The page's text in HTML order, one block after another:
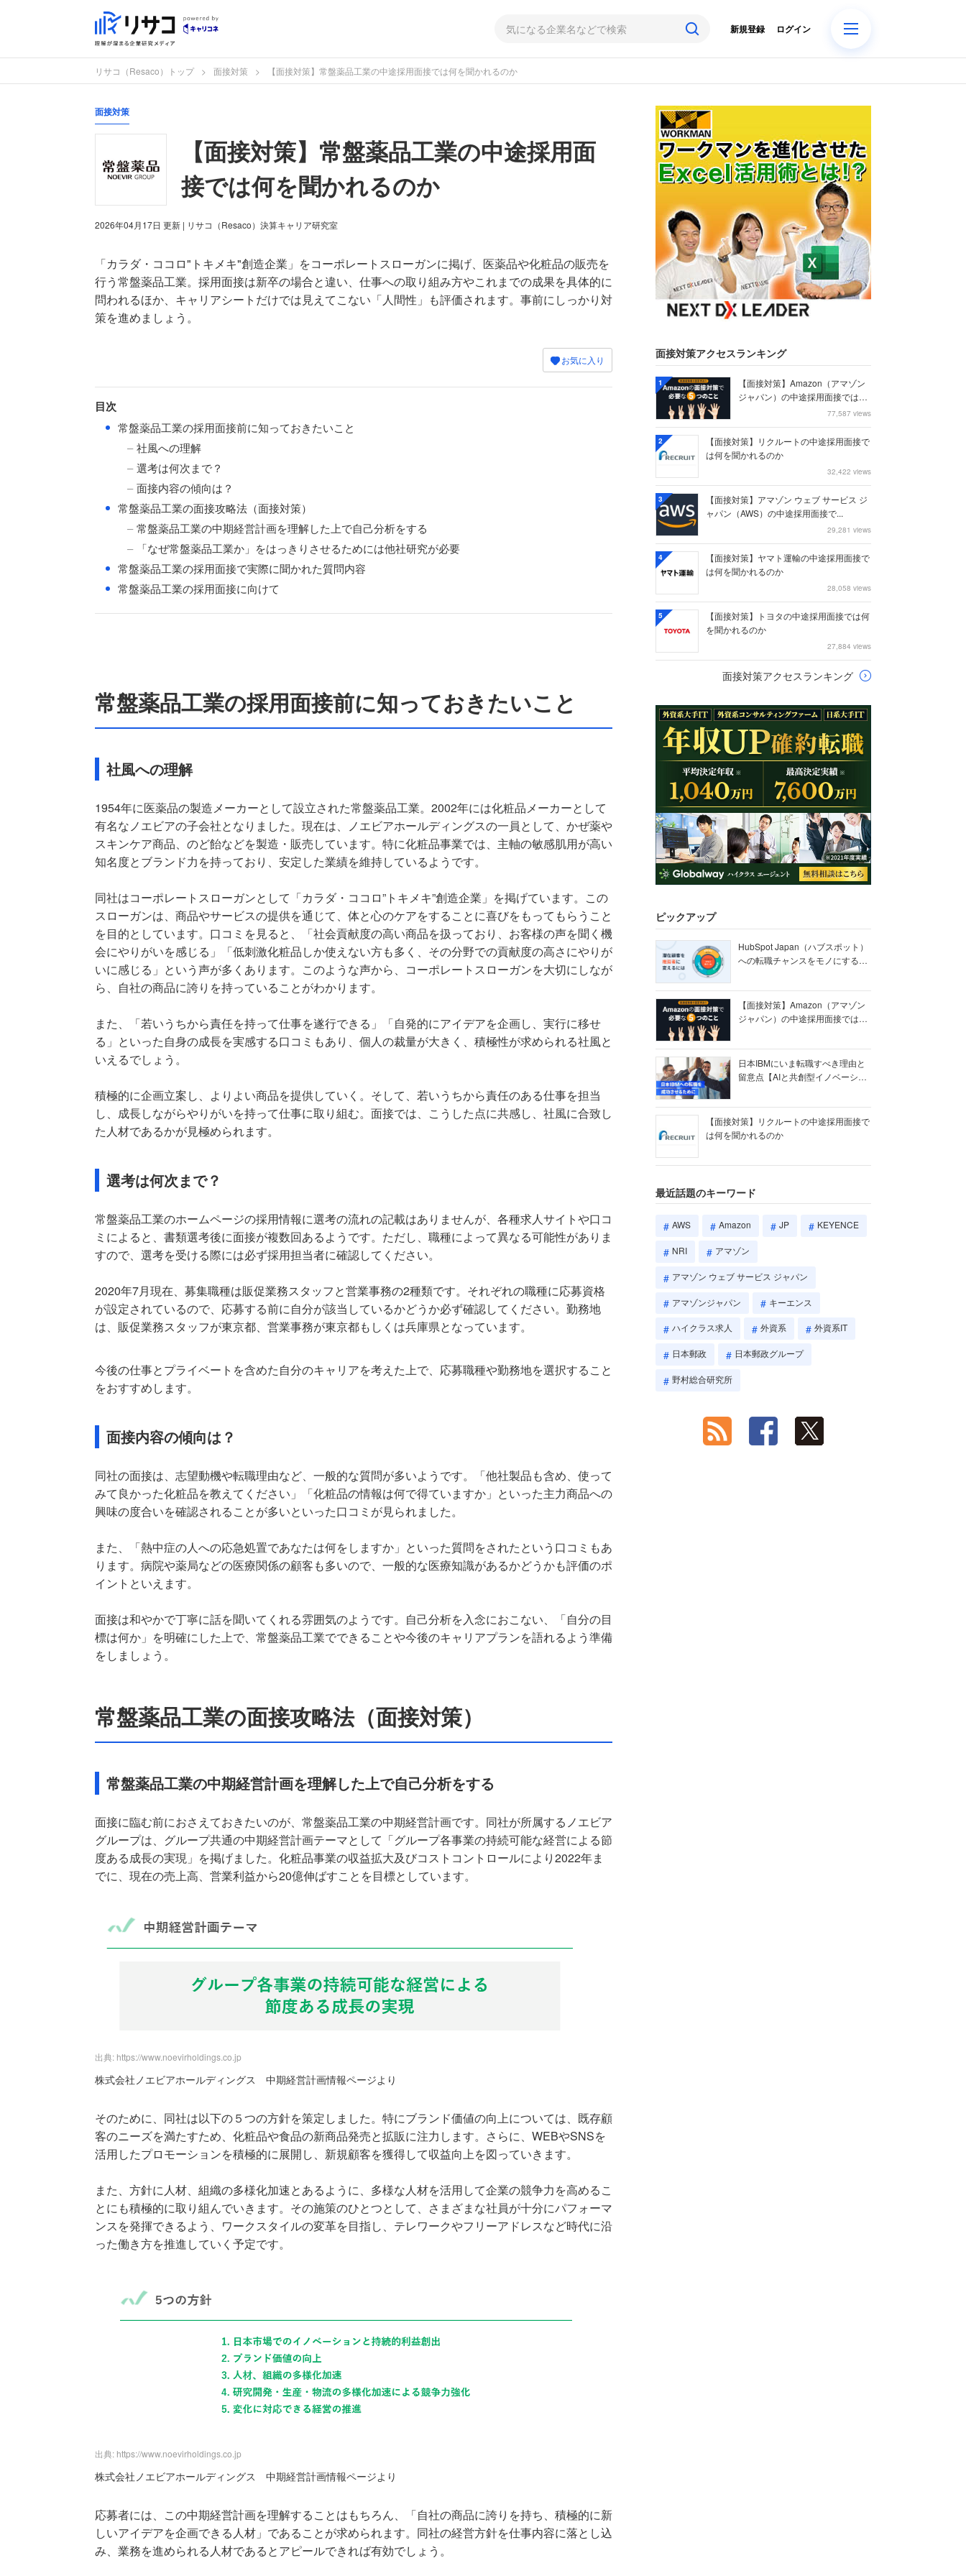
ログイン
新規登録
リサコ（Resaco）トップ 面接対策 【面接対策】常盤薬品工業の中途採用面接では何を聞かれるのか
面接対策
【面接対策】常盤薬品工業の中途採用面
接では何を聞かれるのか
2026年04月17日 更新 | リサコ（Resaco）決算キャリア研究室
「カラダ・ココロ"トキメキ"創造企業」をコーポレートスローガンに掲げ、医薬品や化粧品の販売を
行う常盤薬品工業。採用面接は新卒の場合と違い、仕事への取り組み方やこれまでの成果を具体的に
問われるほか、キャリアシートだけでは見えてこない「人間性」も評価されます。事前にしっかり対
策を進めましょう。
お気に入り
目次
● 常盤薬品工業の採用面接前に知っておきたいこと
社風への理解
選考は何次まで？
面接内容の傾向は？
● 常盤薬品工業の面接攻略法（面接対策）
常盤薬品工業の中期経営計画を理解した上で自己分析をする
「なぜ常盤薬品工業か」をはっきりさせるためには他社研究が必要
● 常盤薬品工業の採用面接で実際に聞かれた質問内容
● 常盤薬品工業の採用面接に向けて
常盤薬品工業の採用面接前に知っておきたいこと
社風への理解
1954年に医薬品の製造メーカーとして設立された常盤薬品工業。2002年には化粧品メーカーとして
有名なノエビアの子会社となりました。現在は、ノエビアホールディングスの一員として、かぜ薬や
スキンケア商品、のど飴などを製造・販売しています。特に化粧品事業では、主軸の敏感肌用が高い
知名度とブランド力を持っており、安定した業績を維持しているようです。
同社はコーポレートスローガンとして「カラダ・ココロ”トキメキ”創造企業」を掲げています。この
スローガンは、商品やサービスの提供を通じて、体と心のケアをすることに喜びをもってもらうこと
を目的としています。口コミを見ると、「社会貢献度の高い商品を扱っており、お客様の声を聞く機
会にやりがいを感じる」「低刺激化粧品しか使えない方も多く、その分野での貢献度の高さにやりが
いに感じる」という声が多くあります。このような声から、コーポレートスローガンを大切にしなが
ら、自社の商品に誇りを持っていることがわかります。
また、「若いうちから責任を持って仕事を遂行できる」「自発的にアイデアを企画し、実行に移せ
る」といった自身の成長を実感する口コミもあり、個人の裁量が大きく、積極性が求められる社風と
いえるでしょう。
積極的に企画立案し、よりよい商品を提供していく。そして、若いうちから責任のある仕事を担当
し、成長しながらやりがいを持って仕事に取り組む。面接では、こうした点に共感し、社風に合致し
た人材であるかが見極められます。
選考は何次まで？
常盤薬品工業のホームページの採用情報に選考の流れの記載はありませんが、各種求人サイトや口コ
ミによると、書類選考後に面接が複数回あるようです。ただし、職種によって異なる可能性がありま
すので、選考を受ける際には必ず採用担当者に確認してください。
2020年7月現在、募集職種は販促業務スタッフと営業事務の2種類です。それぞれの職種に応募資格
が設定されているので、応募する前に自分が該当しているかどうか必ず確認してください。勤務地
は、販促業務スタッフが東京都、営業事務が東京都もしくは兵庫県となっています。
今後の仕事とプライベートを含めた自分のキャリアを考えた上で、応募職種や勤務地を選択すること
をおすすめします。
面接内容の傾向は？
同社の面接は、志望動機や転職理由など、一般的な質問が多いようです。「他社製品も含め、使って
みて良かった化粧品を教えてください」「化粧品の情報は何で得ていますか」といった主力商品への
興味の度合いを確認されることが多いといった口コミが見られました。
また、「熱中症の人への応急処置であなたは何をしますか」といった質問をされたという口コミもあ
ります。病院や薬局などの医療関係の顧客も多いので、一般的な医療知識があるかどうかも評価のポ
イントといえます。
面接は和やかで丁寧に話を聞いてくれる雰囲気のようです。自己分析を入念におこない、「自分の目
標は何か」を明確にした上で、常盤薬品工業でできることや今後のキャリアプランを語れるよう準備
をしましょう。
常盤薬品工業の面接攻略法（面接対策）
常盤薬品工業の中期経営計画を理解した上で自己分析をする
面接に臨む前におさえておきたいのが、常盤薬品工業の中期経営計画です。同社が所属するノエビア
グループは、グループ共通の中期経営計画テーマとして「グループ各事業の持続可能な経営による節
度ある成長の実現」を掲げました。化粧品事業の収益拡大及びコストコントロールにより2022年ま
でに、現在の売上高、営業利益から20億伸ばすことを目標としています。
出典: https://www.noevirholdings.co.jp
株式会社ノエビアホールディングス 中期経営計画情報ページより
そのために、同社は以下の５つの方針を策定しました。特にブランド価値の向上については、既存顧
客のニーズを満たすため、化粧品や食品の新商品発売と拡販に注力します。さらに、WEBやSNSを
活用したプロモーションを積極的に展開し、新規顧客を獲得して収益向上を図っていきます。
また、方針に人材、組織の多様化加速とあるように、多様な人材を活用して企業の競争力を高めるこ
とにも積極的に取り組んでいきます。その施策のひとつとして、さまざまな社員が十分にパフォーマ
ンスを発揮できるよう、ワークスタイルの変革を目指し、テレワークやフリーアドレスなど時代に沿
った働き方を推進していく予定です。
出典: https://www.noevirholdings.co.jp
株式会社ノエビアホールディングス 中期経営計画情報ページより
応募者には、この中期経営計画を理解することはもちろん、「自社の商品に誇りを持ち、積極的に新
しいアイデアを企画できる人材」であることが求められます。同社の経営方針を仕事内容に落とし込
み、業務を進められる人材であるとアピールできれば有効でしょう。
面接対策アクセスランキング
1
【面接対策】Amazon（アマゾン
ジャパン）の中途採用面接では何
77,587 views
2
【面接対策】リクルートの中途採用面接で
は何を聞かれるのか
32,422 views
3
【面接対策】アマゾン ウェブ サービス ジ
ャパン（AWS）の中途採用面接で...
29,281 views
4
【面接対策】ヤマト運輸の中途採用面接で
は何を聞かれるのか
28,058 views
5
【面接対策】トヨタの中途採用面接では何
を聞かれるのか
27,884 views
面接対策アクセスランキング
ピックアップ
HubSpot Japan（ハブスポット）
への転職チャンスをモノにする
【面接対策】Amazon（アマゾン
ジャパン）の中途採用面接では何
日本IBMにいま転職すべき理由と
留意点【AIと共創型イノベーショ
【面接対策】リクルートの中途採用面接で
は何を聞かれるのか
最近話題のキーワード
AWS Amazon JP KEYENCE
NRI アマゾン
アマゾン ウェブ サービス ジャパン
アマゾンジャパン キーエンス
ハイクラス求人 外資系 外資系IT
日本郵政 日本郵政グループ
野村総合研究所